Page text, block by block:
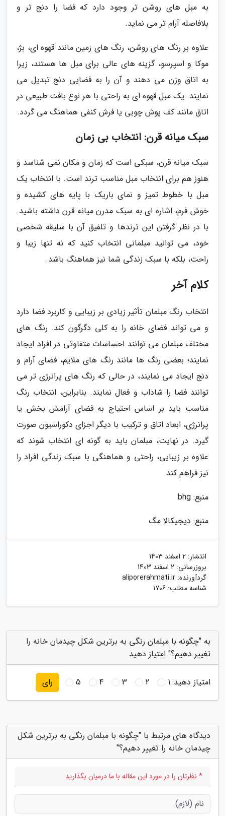
به مبل های روشن تر وجود دارد که فضا را دنج تر و
بلافاصله آرام تر می نماید.
علاوه بر رنگ های روشن، رنگ های زمین مانند قهوه ای، بژ،
موکا و اسپرسو، گزینه های عالی برای مبل ها هستند، زیرا
به اتاق وزن می دهند و آن را به فضایی دنج تبدیل می
نمایند. یک مبل قهوه ای به راحتی با هر نوع بافت طبیعی در
اتاق مانند کف پوش چوبی یا فرش کنفی هماهنگ می گردد.
سبک میانه قرن: انتخاب بی زمان
سبک میانه قرن، سبکی است که زمان و مکان نمی شناسد و
هنوز هم برای انتخاب مبل مناسب ترند است. با انتخاب یک
مبل با خطوط تمیز و نمای باریک با پایه های کشیده و
خوش فرم، اشاره ای به سبک مدرن میانه قرن داشته باشید.
با در نظر گرفتن این ترندها و تلفیق آن با سلیقه شخصی
خود، می توانید مبلمانی انتخاب کنید که نه تنها زیبا و
راحت، بلکه با سبک زندگی شما نیز هماهنگ باشد.
کلام آخر
انتخاب رنگ مبلمان تأثیر زیادی بر زیبایی و کاربرد فضا دارد
و می تواند فضای خانه را به کلی دگرگون کند. رنگ های
مختلف مبلمان می توانند احساسات متفاوتی در افراد ایجاد
نمایند؛ بعضی رنگ ها مانند رنگ های ملایم، فضای آرام و
دنج ایجاد می نمایند، در حالی که رنگ های پرانرژی تر می
توانند فضا را شاداب و فعال نمایند. بنابراین، انتخاب رنگ
مناسب باید بر اساس احتیاج به فضای آرامش بخش یا
پرانرژی، ابعاد اتاق و ترکیب با دیگر اجزای دکوراسیون صورت
گیرد. در نهایت، مبلمان باید به گونه ای انتخاب شوند که
علاوه بر زیبایی، راحتی و هماهنگی با سبک زندگی افراد را
نیز فراهم کند.
منبع: bhg
منبع: دیجیکالا مگ
انتشار: 2 اسفند 1403
بروزرسانی: 2 اسفند 1403
گردآورنده: aliporerahmati.ir
شناسه مطلب: 1706
به "چگونه با مبلمان رنگی به برترین شکل چیدمان خانه را
تغییر دهیم؟" امتیاز دهید
امتیاز دهید:1
2
3
4
5 رای
دیدگاه های مرتبط با "چگونه با مبلمان رنگی به برترین شکل
چیدمان خانه را تغییر دهیم؟"
* نظرتان را در مورد این مقاله با ما درمیان بگذارید